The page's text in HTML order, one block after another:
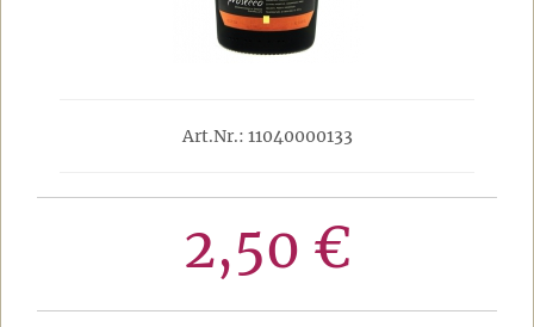
Art.Nr.: 11040000133
2,50 €